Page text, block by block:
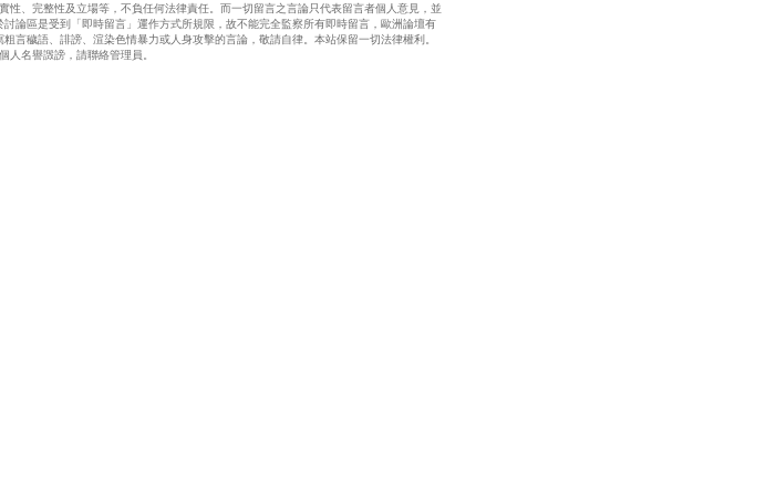
、完整性及立場等，不負任何法律責任。而一切留言之言論只代表留言者個人意見，並
論區是受到「即時留言」運作方式所規限，故不能完全監察所有即時留言，歐洲論壇有
言穢語、誹謗、渲染色情暴力或人身攻擊的言論，敬請自律。本站保留一切法律權利。
人名譽譭謗，請聯絡管理員。